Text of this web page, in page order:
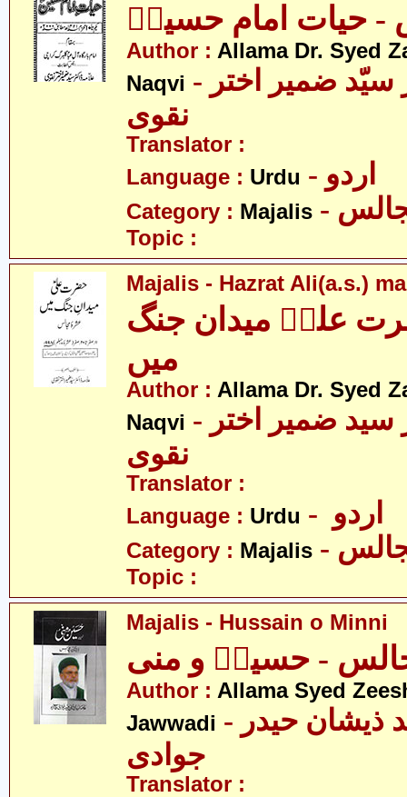
- حیات امام حسینؑ
Author : Allama Dr. Syed
Naqvi - علامہ ڈاکٹر سیّد ضمیر اختر
نقوی
Translator :
Language : Urdu - اردو
Category : Majalis
Topic :
Majalis - Hazrat Ali(a.s.)
علیؑ میدان جنگ
Author : Allama Dr. Syed
Naqvi - علامہ ڈاکٹر سید ضمیر اختر
نقوی
Translator :
Language : Urdu
Category : Majalis
Topic :
Majalis - Hussain o Minni
- حسینؑ و منی
Author : Allama Syed
Jawwadi - علامہ سید ذیشان حیدر
جوادی
Translator :